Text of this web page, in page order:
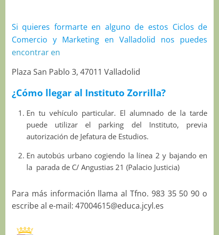
Si quieres formarte en alguno de estos Ciclos de
Comercio y Marketing en Valladolid nos puedes
encontrar en
Plaza San Pablo 3, 47011 Valladolid
¿Cómo llegar al Instituto Zorrilla?
En tu vehículo particular. El alumnado de la tarde
puede utilizar el parking del Instituto, previa
autorización de Jefatura de Estudios.
En autobús urbano cogiendo la línea 2 y bajando en
la parada de C/ Angustias 21 (Palacio Justicia)
Para más información llama al Tfno. 983 35 50 90 o
escribe al e-mail: 47004615@educa.jcyl.es